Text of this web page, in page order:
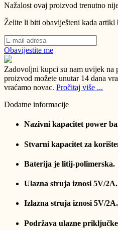
Nažalost ovaj proizvod trenutno
Želite li biti obaviješteni kada artikl
Obavijestite me
Zadovoljni kupci su nam uvijek na
proizvod možete unutar 14 dana
vraćamo novac. Pročitaj više ...
Dodatne informacije
Nazivni kapacitet power
Stvarni kapacitet za
Baterija je litij-polimerska.
Ulazna struja iznosi 5V/2A.
Izlazna struja iznosi 5V/2A.
Podržava ulazne